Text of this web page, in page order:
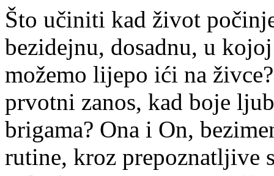
Što učiniti kad život
bezidejnu, dosadnu, u
možemo lijepo ići na
prvotni zanos, kad boje
brigama? Ona i On,
rutine, kroz prepoznatljive